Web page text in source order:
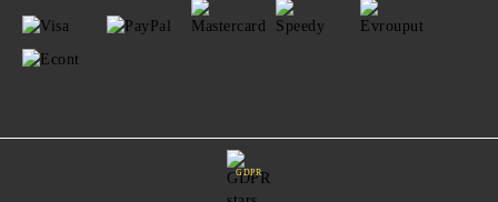
GDPR